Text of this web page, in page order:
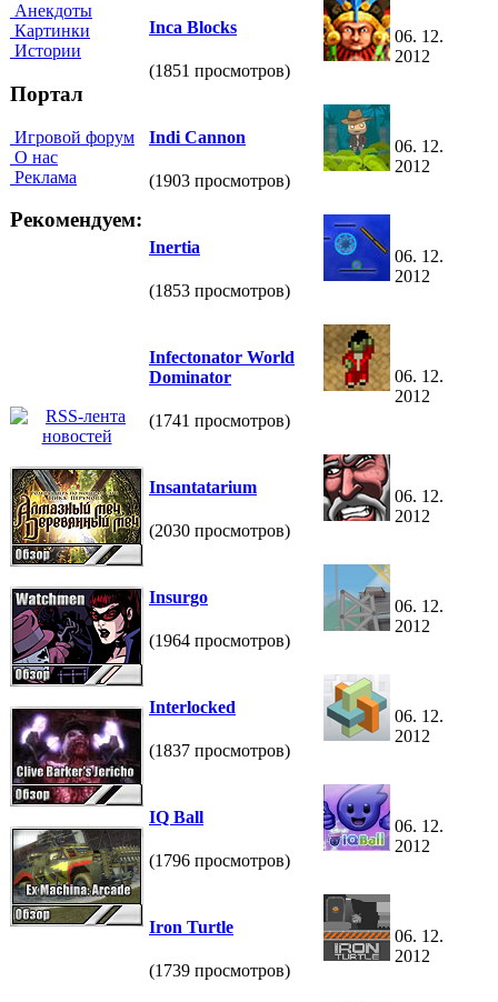
Анекдоты
Картинки
Истории
Портал
Игровой форум
О нас
Реклама
Рекомендуем:
Inca Blocks
(1851 просмотров)
06. 12.
2012
Indi Cannon
(1903 просмотров)
06. 12.
2012
Inertia
(1853 просмотров)
06. 12.
2012
Infectonator World
Dominator
(1741 просмотров)
06. 12.
2012
Insantatarium
(2030 просмотров)
06. 12.
2012
Insurgo
(1964 просмотров)
06. 12.
2012
Interlocked
(1837 просмотров)
06. 12.
2012
IQ Ball
(1796 просмотров)
06. 12.
2012
Iron Turtle
(1739 просмотров)
06. 12.
2012